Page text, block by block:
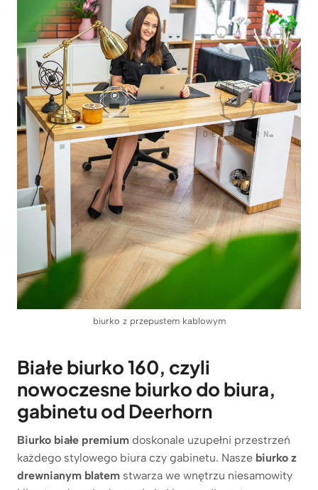
biurko z przepustem kablowym
Białe biurko 160, czyli
nowoczesne biurko do biura,
gabinetu od Deerhorn
Biurko białe premium doskonale uzupełni przestrzeń
każdego stylowego biura czy gabinetu. Nasze biurko z
drewnianym blatem stwarza we wnętrzu niesamowity